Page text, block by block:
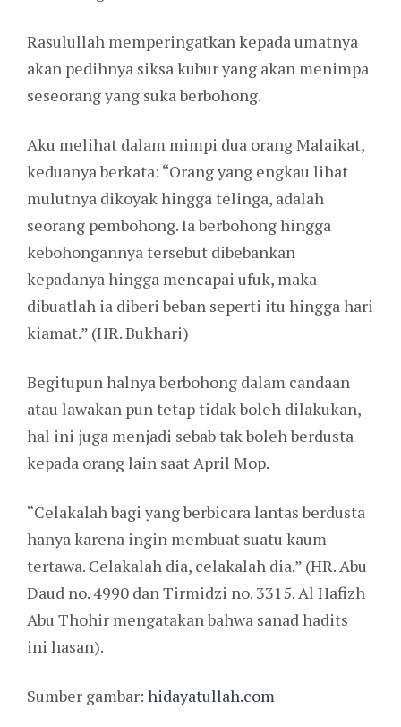
Rasulullah memperingatkan kepada umatnya
akan pedihnya siksa kubur yang akan menimpa
seseorang yang suka berbohong.
Aku melihat dalam mimpi dua orang Malaikat,
keduanya berkata: “Orang yang engkau lihat
mulutnya dikoyak hingga telinga, adalah
seorang pembohong. Ia berbohong hingga
kebohongannya tersebut dibebankan
kepadanya hingga mencapai ufuk, maka
dibuatlah ia diberi beban seperti itu hingga hari
kiamat.” (HR. Bukhari)
Begitupun halnya berbohong dalam candaan
atau lawakan pun tetap tidak boleh dilakukan,
hal ini juga menjadi sebab tak boleh berdusta
kepada orang lain saat April Mop.
“Celakalah bagi yang berbicara lantas berdusta
hanya karena ingin membuat suatu kaum
tertawa. Celakalah dia, celakalah dia.” (HR. Abu
Daud no. 4990 dan Tirmidzi no. 3315. Al Hafizh
Abu Thohir mengatakan bahwa sanad hadits
ini hasan).
Sumber gambar: hidayatullah.com